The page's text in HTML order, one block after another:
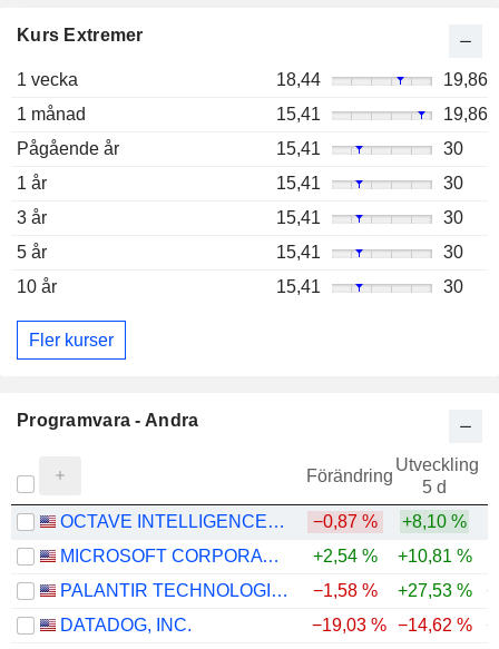
Kurs Extremer
1 vecka 18,44
19,86
1 månad
15,41
19,86
Pågående år
15,41
30
1 år
15,41
30
3 år
15,41
30
5 år
15,41
30
10 år
15,41 30
Fler kurser
Programvara - Andra
Förändring
Utveckling
5 d
OCTAVE INTELLIGENCE PLC −0,87 %
+8,10 %
MICROSOFT CORPORATION
+2,54 % +10,81 %
PALANTIR TECHNOLOGIES INC.
−1,58 % +27,53 %
DATADOG, INC.
−19,03 % −14,62 %